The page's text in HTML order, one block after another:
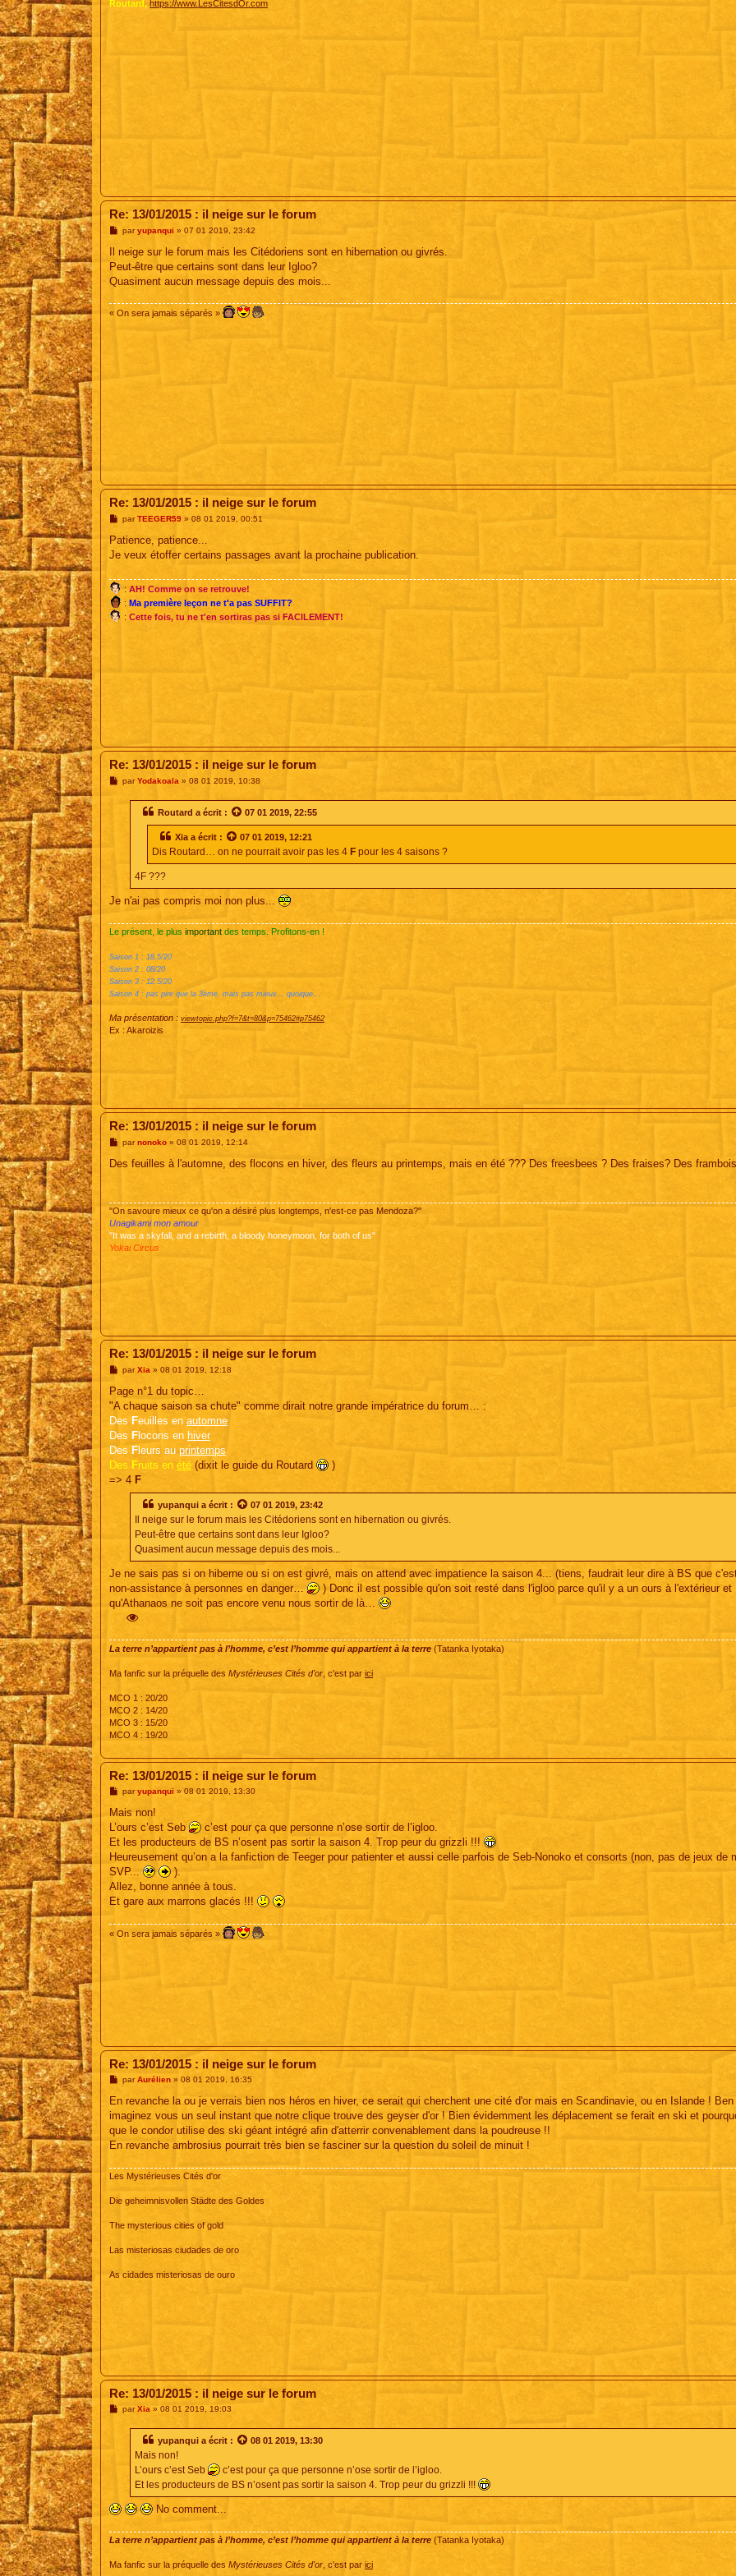
Routard, https://www.LesCitesdOr.com
Re: 13/01/2015 : il neige sur le forum
M
s
a
g
paryupanqui » 07 01 2019, 23:42
Il neige sur le forum mais les Citédoriens sont en hibernation ou givrés.
Peut-être que certains sont dans leur Igloo?
Quasiment aucun message depuis des mois...
« On sera jamais séparés »
Re: 13/01/2015 : il neige sur le forum
M
s
a
parTEEGER59» 08 01 2019, 00:51
Patience, patience...
Je veux étoffer certains passages avant la prochaine publication.
: AH! Comme on se retrouve!
: Ma première leçon ne t'a pas SUFFIT?
: Cette fois, tu ne t'en sortiras pas si FACILEMENT!
Re: 13/01/2015 : il neige sur le forum
MparYodakoala » 08 01 2019, 10:38
Routard a écrit : 07 01 2019, 22:55
Xia a écrit : 07 01 2019, 12:21
Dis Routard… on ne pourrait avoir pas les 4 F pour les 4 saisons ?
4F ???
Je n'ai pas compris moi non plus...
Le présent, le plus important des temps. Profitons-en !
Saison 1 : 18.5/20
Saison 2 : 08/20
Saison 3 : 12.5/20
Saison 4 : pas pire que la 3ème, mais pas mieux... quoique...
Ma présentation : viewtopic.php?f=7&t=80&p=75462#p75462
Ex : Akaroizis
Re: 13/01/2015 : il neige sur le forum
M
s
parnonoko» 08 01 2019, 12:14
Des feuilles à l'automne, des flocons en hiver, des fleurs au printemps, mais en été ??? Des freesbees ? Des fraises? Des
"On savoure mieux ce qu'on a désiré plus longtemps, n'est-ce pas Mendoza?"
Unagikami mon amour
"It was a skyfall, and a rebirth, a bloody honeymoon, for both of us"
Yokai Circus
Re: 13/01/2015 : il neige sur le forum
M
s
a
g
parXia » 08 01 2019, 12:18
Page n°1 du topic…
"A chaque saison sa chute" comme dirait notre grande impératrice du forum… :
Des Feuilles en automne
Des Flocons en hiver
Des Fleurs au printemps
Des Fruits en été (dixit le guide du Routard
)
=> 4 F
yupanqui a écrit : 07 01 2019, 23:42
Il neige sur le forum mais les Citédoriens sont en hibernation ou givrés.
Peut-être que certains sont dans leur Igloo?
Quasiment aucun message depuis des mois...
Je ne sais pas si on hiberne ou si on est givré, mais on attend avec impatience la saison 4... (tiens, faudrait leur dire à BS que
non-assistance à personnes en danger…
) Donc il est possible qu'on soit resté dans l'igloo parce qu'il y a un ours à l'extérieur et
qu'Athanaos ne soit pas encore venu nous sortir de là…
La terre n’appartient pas à l’homme, c’est l’homme qui appartient à la terre (Tatanka Iyotaka)
Ma fanfic sur la préquelle des Mystérieuses Cités d'or , c'est par ici
MCO 1 : 20/20
MCO 2 : 14/20
MCO 3 : 15/20
MCO 4 : 19/20
Re: 13/01/2015 : il neige sur le forum
M
s
a
g
paryupanqui » 08 01 2019, 13:30
Mais non!
L’ours c’est Seb
c’est pour ça que personne n’ose sortir de l’igloo.
Et les producteurs de BS n’osent pas sortir la saison 4. Trop peur du grizzli !!!
Heureusement qu’on a la fanfiction de Teeger pour patienter et aussi celle parfois de Seb-Nonoko et consorts (non, pas de jeux de
SVP...
).
Allez, bonne année à tous.
Et gare aux marrons glacés !!!
« On sera jamais séparés »
Re: 13/01/2015 : il neige sur le forum
M
s
a
g
parAurélien» 08 01 2019, 16:35
En revanche la ou je verrais bien nos héros en hiver, ce serait qui cherchent une cité d'or mais en Scandinavie, ou en Islande ! Ben
imaginez vous un seul instant que notre clique trouve des geyser d'or ! Bien évidemment les déplacement se ferait en ski et
que le condor utilise des ski géant intégré afin d'atterrir convenablement dans la poudreuse !!
En revanche ambrosius pourrait très bien se fasciner sur la question du soleil de minuit !
Les Mystérieuses Cités d'or
Die geheimnisvollen Städte des Goldes
The mysterious cities of gold
Las misteriosas ciudades de oro
As cidades misteriosas de ouro
Re: 13/01/2015 : il neige sur le forum
MparXia » 08 01 2019, 19:03
yupanqui a écrit : 08 01 2019, 13:30
Mais non!
L’ours c’est Seb
c’est pour ça que personne n’ose sortir de l’igloo.
Et les producteurs de BS n’osent pas sortir la saison 4. Trop peur du grizzli !!!
No comment...
La terre n’appartient pas à l’homme, c’est l’homme qui appartient à la terre (Tatanka Iyotaka)
Ma fanfic sur la préquelle des Mystérieuses Cités d'or , c'est par ici